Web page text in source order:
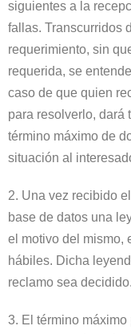
siguientes a la
fallas. Transcurridos
requerimiento, sin
requerida, se
caso de que quien
para resolverlo, dará
término máximo de
situación al
2. Una vez recibido
base de datos una
el motivo del mismo,
hábiles. Dicha
reclamo sea decidido.
3. El término